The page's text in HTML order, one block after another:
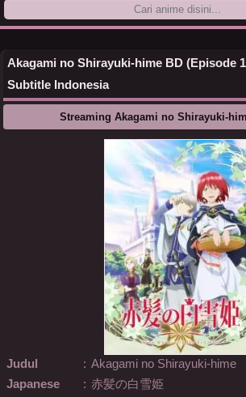
Akagami no Shirayuki-hime BD (Episode
Subtitle Indonesia
Streaming Akagami no Shirayuki-
Judul : Akagami no Shirayuki-hime
Japanese
: 赤髪の白雪姫